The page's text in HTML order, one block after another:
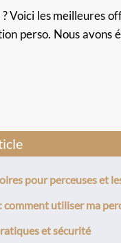
Voici les meilleures
perso. Nous avons
pour perceuses et
comment utiliser ma
et sécurité